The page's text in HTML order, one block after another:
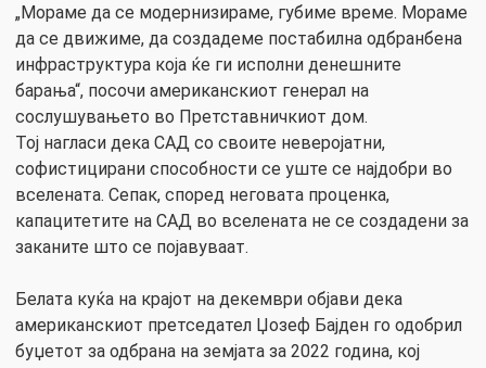
„Мораме да се модернизираме, губиме време. Мораме
да се движиме, да создадеме постабилна одбранбена
инфраструктура која ќе ги исполни денешните
барања“, посочи американскиот генерал на
сослушувањето во Претставничкиот дом.
Тој нагласи дека САД со своите неверојатни,
софистицирани способности се уште се најдобри во
вселената. Сепак, според неговата проценка,
капацитетите на САД во вселената не се создадени за
заканите што се појавуваат.
Белата куќа на крајот на декември објави дека
американскиот претседател Џозеф Бајден го одобрил
буџетот за одбрана на земјата за 2022 година, кој